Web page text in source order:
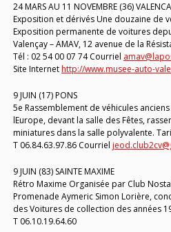
24 MARS AU 11 NOVEMBRE (36)
Exposition et dérivés Une douzaine de
Exposition permanente de voitures
Valençay – AMAV, 12 avenue de la
Tél : 02 54 00 07 74 Courriel
Site Internethttp://www.musee-auto-
9 JUIN (17) PONS
5e Rassemblement de véhicules
lEurope, devant la salle des Fêtes,
miniatures dans la salle polyvalente.
T 06.84.63.97.86 Courriel
9 JUIN (83) SAINTE MAXIME
Rétro Maxime Organisée par Club
Promenade Aymeric Simon Lorière,
des Voitures de collection des années
T 06.10.19.64.60